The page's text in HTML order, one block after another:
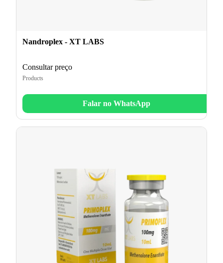
Nandroplex - XT LABS
Consultar preço
Products
Falar no WhatsApp